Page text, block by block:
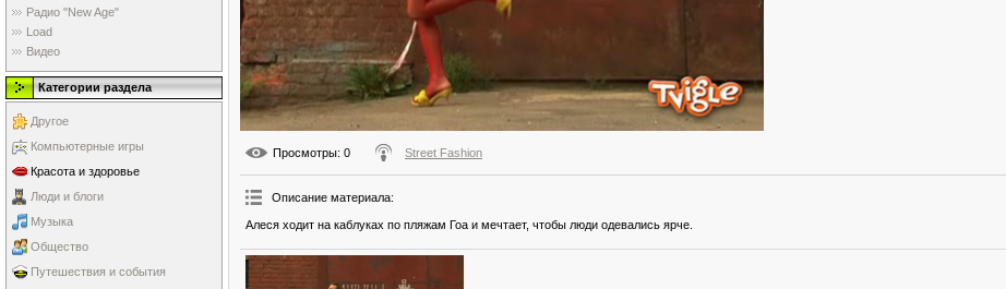
Радио "New Age"
Load
Видео
Категории раздела
Другое
Компьютерные игры
Красота и здоровье
Люди и блоги
Музыка
Общество
Путешествия и события
Просмотры: 0 Street Fashion
Описание материала:
Алеся ходит на каблуках по пляжам Гоа и мечтает, чтобы люди одевались ярче.